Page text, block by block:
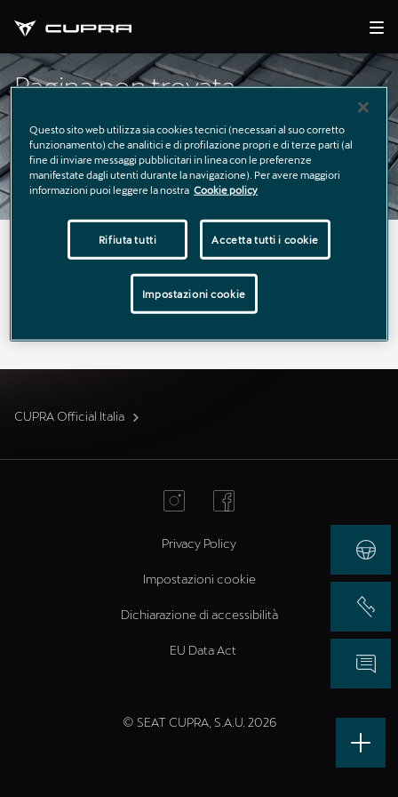
Pagina non trovata
La pagina richiesta non è stata trovata.
Puoi continuare a esplorare il sito usando il menù di
navigazione qui sopra.
CUPRA Official Italia
Privacy Policy
Impostazioni cookie
Dichiarazione di accessibilità
EU Data Act
© SEAT CUPRA, S.A.U. 2026
Questo sito web utilizza sia cookies tecnici (necessari al suo corretto
funzionamento) che analitici e di profilazione propri e di terze parti (al
fine di inviare messaggi pubblicitari in linea con le preferenze
manifestate dagli utenti durante la navigazione). Per avere maggiori
informazioni puoi leggere la nostra Cookie policy
Rifiuta tutti Accetta tutti i cookie
Impostazioni cookie